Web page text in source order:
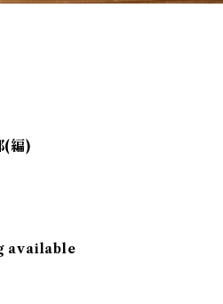
(編)
available